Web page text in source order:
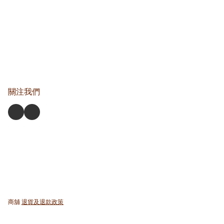
關注我們
商舖 退貨及退款政策